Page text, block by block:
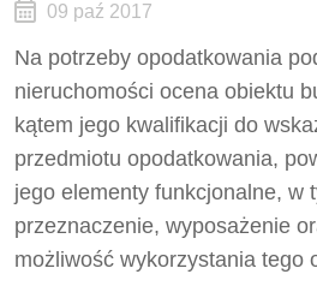
09 paź 2017
Na potrzeby opodatkowania
nieruchomości ocena obiektu
kątem jego kwalifikacji do
przedmiotu opodatkowania,
jego elementy funkcjonalne, w
przeznaczenie, wyposażenie
możliwość wykorzystania tego